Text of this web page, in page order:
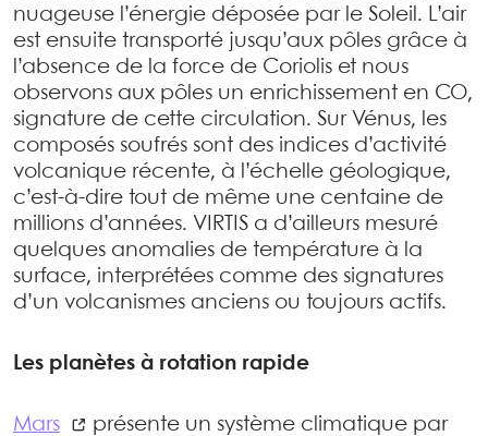
nuageuse l’énergie déposée par le Soleil. L’air
est ensuite transporté jusqu’aux pôles grâce à
l’absence de la force de Coriolis et nous
observons aux pôles un enrichissement en CO,
signature de cette circulation. Sur Vénus, les
composés soufrés sont des indices d’activité
volcanique récente, à l’échelle géologique,
c’est-à-dire tout de même une centaine de
millions d’années. VIRTIS a d’ailleurs mesuré
quelques anomalies de température à la
surface, interprétées comme des signatures
d’un volcanismes anciens ou toujours actifs.
Les planètes à rotation rapide
Mars
présente un système climatique par